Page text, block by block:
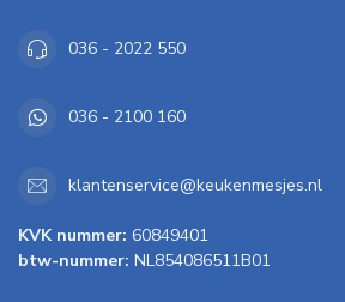
036 - 2022 550
036 - 2100 160
klantenservice@keukenmesjes.nl
KVK nummer: 60849401
btw-nummer: NL854086511B01